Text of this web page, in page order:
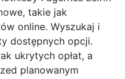
takie jak
online. Wyszukaj i
dostępnych opcji.
ukrytych opłat, a
planowanym